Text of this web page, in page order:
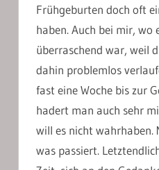
Frühgeburten doch oft
haben. Auch bei mir, wo
überraschend war, weil
dahin problemlos
fast eine Woche bis zur
hadert man auch sehr
will es nicht wahrhaben.
was passiert.